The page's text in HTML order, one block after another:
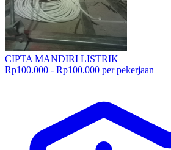
CIPTA MANDIRI LISTRIK
Rp100.000 - Rp100.000 per pekerjaan